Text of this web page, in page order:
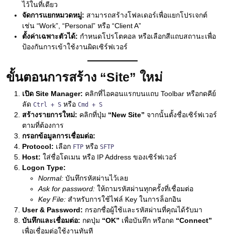
ไว้ในที่เดียว
จัดการแยกหมวดหมู่: สามารถสร้างโฟลเดอร์เพื่อแยกโปรเจกต์
เช่น “Work”, “Personal” หรือ “Client A”
ตั้งค่าเฉพาะตัวได้: กำหนดโปรโตคอล หรือเลือกสีแถบสถานะเพื่อ
ป้องกันการเข้าใช้งานผิดเซิร์ฟเวอร์
ขั้นตอนการสร้าง “Site” ใหม่
เปิด Site Manager: คลิกที่ไอคอนแรกบนแถบ Toolbar หรือกดคีย์
ลัด Ctrl + S หรือ Cmd + S
สร้างรายการใหม่: คลิกที่ปุ่ม “New Site” จากนั้นตั้งชื่อเซิร์ฟเวอร์
ตามที่ต้องการ
กรอกข้อมูลการเชื่อมต่อ:
Protocol: เลือก FTP หรือ SFTP
Host: ใส่ชื่อโดเมน หรือ IP Address ของเซิร์ฟเวอร์
Logon Type:
Normal: บันทึกรหัสผ่านไว้เลย
Ask for password: ให้ถามรหัสผ่านทุกครั้งที่เชื่อมต่อ
Key File: สำหรับการใช้ไฟล์ Key ในการล็อกอิน
User & Password: กรอกชื่อผู้ใช้และรหัสผ่านที่คุณได้รับมา
บันทึกและเชื่อมต่อ: กดปุ่ม “OK” เพื่อบันทึก หรือกด “Connect”
เพื่อเชื่อมต่อใช้งานทันที